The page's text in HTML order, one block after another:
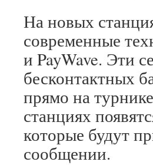
На новых
современные
и PayWave. Эти
бесконтактных
прямо на
станциях
которые будут
сообщении.